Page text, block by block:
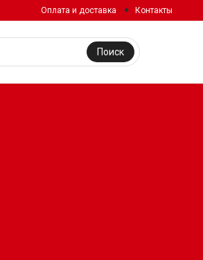
Оплата и доставка Контакты
Поиск